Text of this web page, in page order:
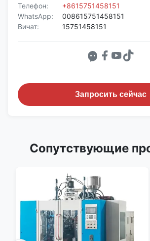
Телефон:
+8615751458151
WhatsApp:
008615751458151
Вичат:
15751458151
Запросить сейчас
Сопутствующие